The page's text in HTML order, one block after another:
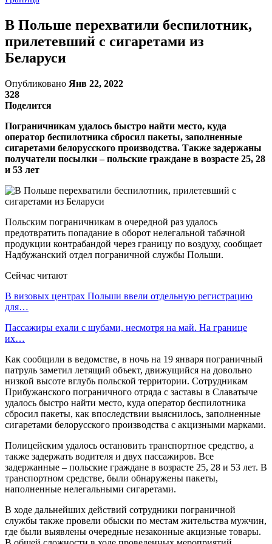
В Польше перехватили беспилотник,
прилетевший с сигаретами из
Беларуси
Опубликовано Янв 22, 2022
328
Поделится
Пограничникам удалось быстро найти место, куда
оператор беспилотника сбросил пакеты, заполненные
сигаретами белорусского производства. Также задержаны
получатели посылки – польские граждане в возрасте 25, 28
и 53 лет
Польским пограничникам в очередной раз удалось
предотвратить попадание в оборот нелегальной табачной
продукции контрабандой через границу по воздуху, сообщает
Надбужанский отдел пограничной службы Польши.
Сейчас читают
В визовых центрах Польши ввели отдельную регистрацию
для…
Пассажиры ехали с шубами, несмотря на май. На границе
их…
Как сообщили в ведомстве, в ночь на 19 января пограничный
патруль заметил летящий объект, движущийся на довольно
низкой высоте вглубь польской территории. Сотрудникам
Прибужанского пограничного отряда с заставы в Славатыче
удалось быстро найти место, куда оператор беспилотника
сбросил пакеты, как впоследствии выяснилось, заполненные
сигаретами белорусского производства с акцизными марками.
Полицейским удалось остановить транспортное средство, а
также задержать водителя и двух пассажиров. Все
задержанные – польские граждане в возрасте 25, 28 и 53 лет. В
транспортном средстве, были обнаружены пакеты,
наполненные нелегальными сигаретами.
В ходе дальнейших действий сотрудники пограничной
службы также провели обыски по местам жительства мужчин,
где были выявлены очередные незаконные акцизные товары.